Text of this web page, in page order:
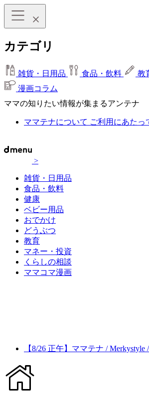
カテゴリ
雑貨・日用品 食品・飲料 教
漫画コラム
ママの知りたい情報が集まるアンテナ
ママテナについて ご利用にあたっ
>
雑貨・日用品
食品・飲料
健康
ベビー用品
おでかけ
どうぶつ
教育
マネー・投資
くらしの相談
ママコマ漫画
【8/26 正午】ママテナ /